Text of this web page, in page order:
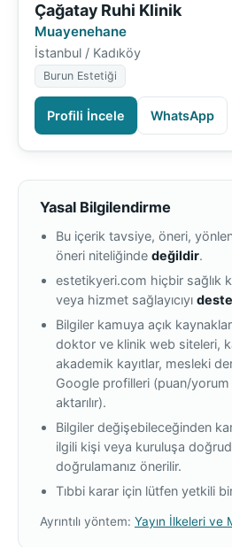
Çağatay Ruhi Klinik
Muayenehane
İstanbul / Kadıköy
Burun Estetiği
Profili İncele WhatsApp
Yasal Bilgilendirme
Bu içerik tavsiye, öneri,
öneri niteliğinde değildir.
estetikyeri.com hiçbir sağlık
veya hizmet sağlayıcıyı
Bilgiler kamuya açık
doktor ve klinik web siteleri,
akademik kayıtlar, mesleki
Google profilleri (puan/yorum
aktarılır).
Bilgiler değişebileceğinden
ilgili kişi veya kuruluşa
doğrulamanız önerilir.
Tıbbi karar için lütfen yetkili
Ayrıntılı yöntem: Yayın İlkeleri ve